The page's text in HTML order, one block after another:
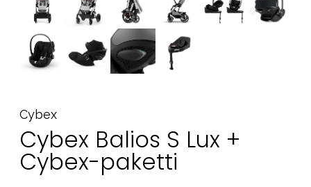
Cybex
Cybex Balios S Lux +
Cybex-paketti
Ota meihin yhteyttä osoitteessa
Myymälämme